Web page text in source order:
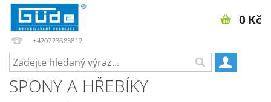
+420723683812
0 Kč
SPONY A HŘEBÍKY